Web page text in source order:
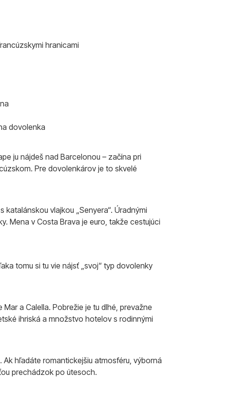
hranicami
dovolenka
ju nájdeš nad Barcelonou – začína pri
Pre dovolenkárov je to skvelé
vlajkou „Senyera“. Úradnými
Mena v Costa Brava je euro, takže cestujúci
tomu si tu vie nájsť „svoj“ typ dovolenky
a Calella. Pobrežie je tu dlhé, prevažne
ihriská a množstvo hotelov s rodinnými
hľadáte romantickejšiu atmosféru, výborná
prechádzok po útesoch.